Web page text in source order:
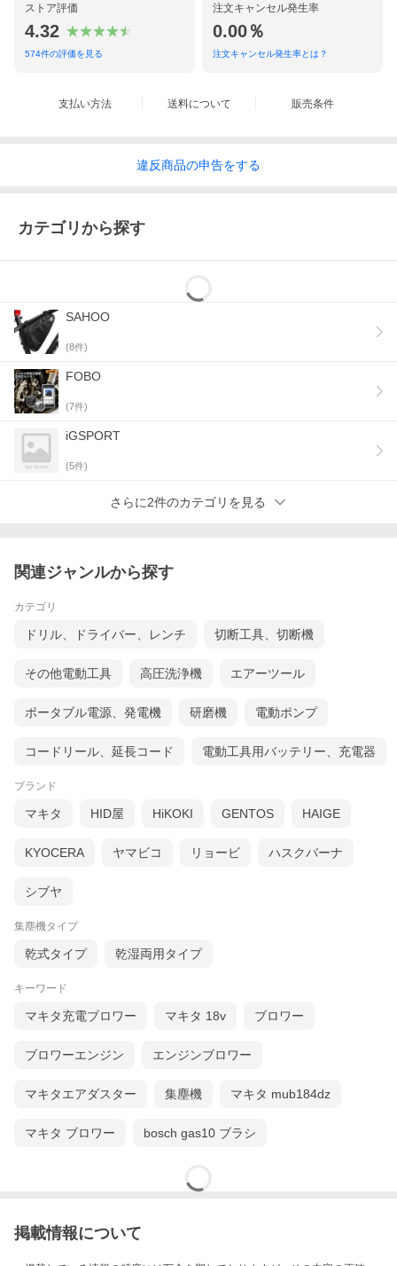
ストア評価
4.32
574件の評価を見る
注文キャンセル発生率
0.00％
注文キャンセル発生率とは？
支払い方法 送料について 販売条件
違反商品の申告をする
カテゴリから探す
SAHOO
(8件)
FOBO
(7件)
iGSPORT
(5件)
さらに2件のカテゴリを見る
関連ジャンルから探す
カテゴリ
ドリル、ドライバー、レンチ 切断工具、切断機
その他電動工具 高圧洗浄機 エアーツール
ポータブル電源、発電機 研磨機 電動ポンプ
コードリール、延長コード 電動工具用バッテリー、充電器
ブランド
マキタ HID屋 HiKOKI GENTOS HAIGE
KYOCERA ヤマビコ リョービ ハスクバーナ
シブヤ
集塵機タイプ
乾式タイプ 乾湿両用タイプ
キーワード
マキタ充電ブロワー マキタ 18v ブロワー
ブロワーエンジン エンジンブロワー
マキタエアダスター 集塵機 マキタ mub184dz
マキタ ブロワー bosch gas10 ブラシ
掲載情報について